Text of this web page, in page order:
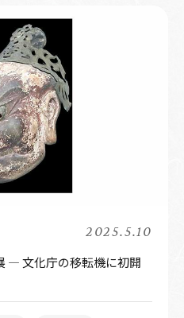
2025.5.10
— 文化庁の移転機に初開